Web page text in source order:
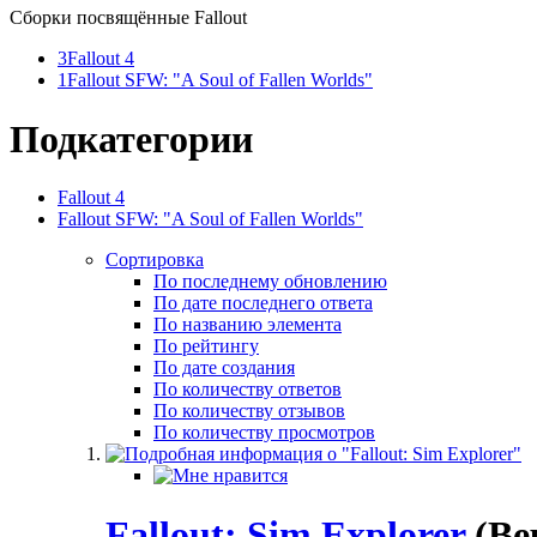
Сборки посвящённые Fallout
3Fallout 4
1Fallout SFW: "A Soul of Fallen Worlds"
Подкатегории
Fallout 4
Fallout SFW: "A Soul of Fallen Worlds"
Сортировка
По последнему обновлению
По дате последнего ответа
По названию элемента
По рейтингу
По дате создания
По количеству ответов
По количеству отзывов
По количеству просмотров